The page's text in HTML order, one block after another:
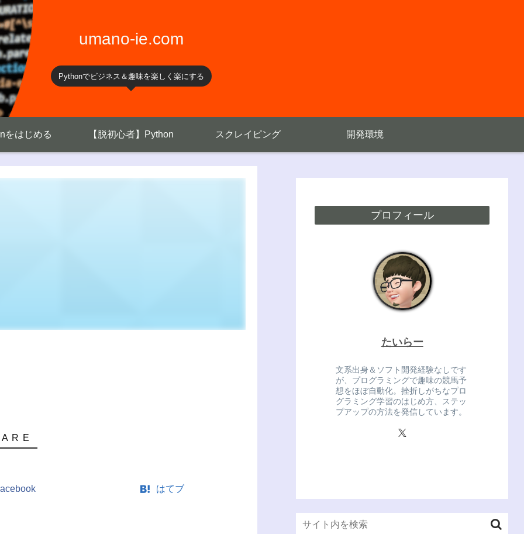
umano-ie.com
Pythonでビジネス＆趣味を楽しく楽にする
をはじめる 【脱初心者】Python スクレイピング 開発環境
はてブ
プロフィール
たいらー
文系出身＆ソフト開発経験なしです
が、プログラミングで趣味の競馬予
想をほぼ自動化。挫折しがちなプロ
グラミング学習のはじめ方、ステッ
プアップの方法を発信しています。